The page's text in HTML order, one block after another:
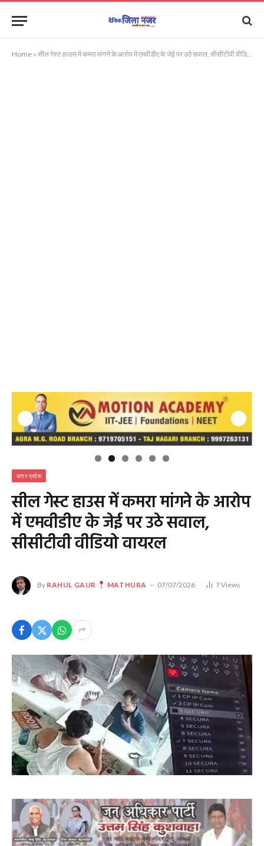
Home » सील गेस्ट हाउस में कमरा मांगने के आरोप में एमवीडीए के जेई पर उठे सवाल, सीसीटीवी वीडियो वायरल
उत्तर प्रदेश
सील गेस्ट हाउस में कमरा मांगने के आरोप
में एमवीडीए के जेई पर उठे सवाल,
सीसीटीवी वीडियो वायरल
By RAHUL GAUR MATHURA 07/07/2026 7Views